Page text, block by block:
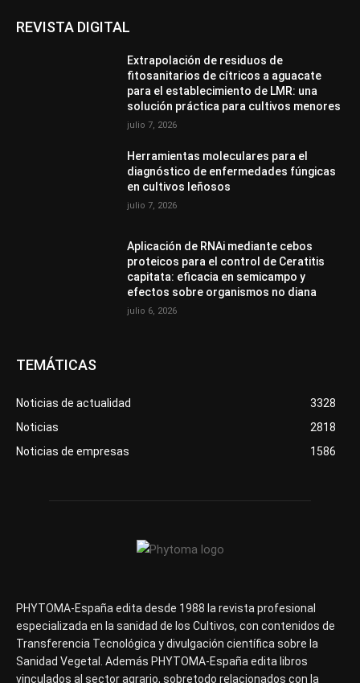
REVISTA DIGITAL
Extrapolación de residuos de
fitosanitarios de cítricos a aguacate
para el establecimiento de LMR: una
solución práctica para cultivos menores
julio 7, 2026
Herramientas moleculares para el
diagnóstico de enfermedades fúngicas
en cultivos leñosos
julio 7, 2026
Aplicación de RNAi mediante cebos
proteicos para el control de Ceratitis
capitata: eficacia en semicampo y
efectos sobre organismos no diana
julio 6, 2026
TEMÁTICAS
Noticias de actualidad
3328
Noticias
2818
Noticias de empresas
1586
PHYTOMA-España edita desde 1988 la revista profesional
especializada en la sanidad de los Cultivos, con contenidos de
Transferencia Tecnológica y divulgación científica sobre la
Sanidad Vegetal. Además PHYTOMA-España edita libros
vinculados al sector agrario, sobretodo relacionados con la